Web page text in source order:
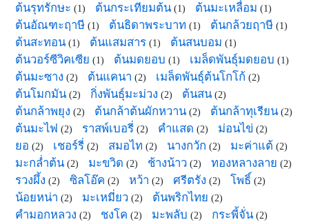
ต้นรุทรักษะ (1) ต้นกระเทียมต้น (1) ต้นมะเหลื่อม (1)
ต้นอัณฑะฤาษี (1) ต้นธิดาพระบาท (1) ต้นกล้วยฤาษี (1)
ต้นสะทอน (1) ต้นแสมสาร (1) ต้นสนบอม (1)
ต้นวอร์ซีวิคเซีย (1) ต้นมดยอบ (1) เมล็ดพันธุ์มดยอบ (1)
ต้นมะซาง (2) ต้นแคนา (2) เมล็ดพันธุ์ต้นโกโก้ (2)
ต้นโมกมัน (2) กิ่งพันธุ์มะม่วง (2) ต้นสน (2)
ต้นกล้าพยุง (2) ต้นกล้าต้นผักหวาน (2) ต้นกล้าทุเรียน (2)
ต้นมะไฟ (2) ราสพ์เบอรี่ (2) คำแสด (2) ม่อนไข่ (2)
ยอ (2) เชอร์รี่ (2) สมอไท (2) นางกวัก (2) มะค่าแต้ (2)
มะกล่ำต้น (2) มะขวิด (2) ช้างน้าว (2) ทองหลางลาย (2)
รวงผึ้ง (2) ซิลโอ๊ค (2) หว้า (2) ศรีตรัง (2) โพธิ์ (2)
น้อยหน่า (2) มะเหมี่ยว (2) ต้นพริกไทย (2)
คำมอกหลวง (2) ชงโค (2) มะพลับ (2) กระพี้จั่น (2)